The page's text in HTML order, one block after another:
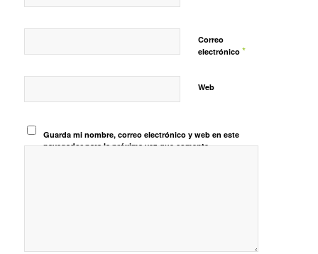
Correo
electrónico *
Web
Guarda mi nombre, correo electrónico y web en este
navegador para la próxima vez que comente.